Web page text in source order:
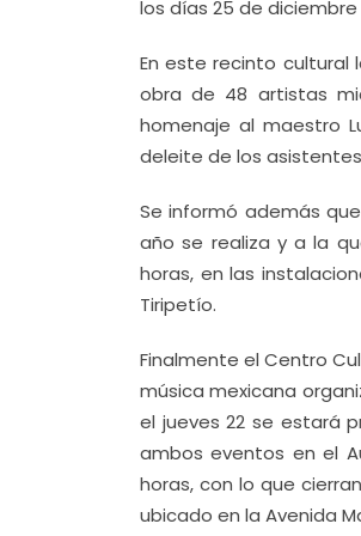
los días 25 de
En este recinto cultural
obra de 48 artistas
homenaje al maestro
deleite de los
Se informó además
año se realiza y a la
horas, en las
Tiripetío.
Finalmente el Centro
música mexicana
el jueves 22 se estará
ambos eventos en el
horas, con lo que
ubicado en la Avenida